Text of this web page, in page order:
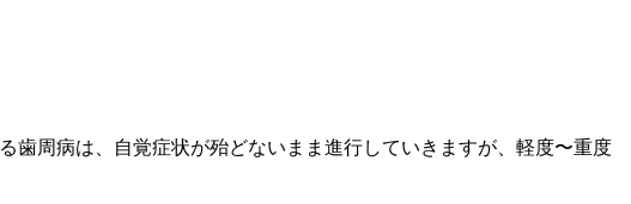
歯周病は、自覚症状が殆どないまま進行していきますが、軽度〜重度